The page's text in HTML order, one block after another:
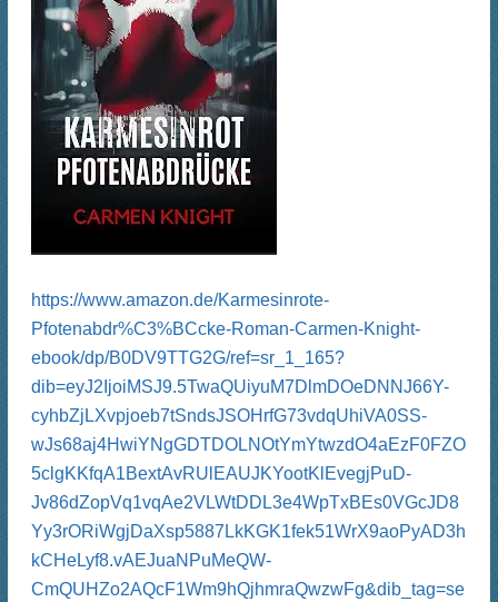
https://www.amazon.de/Karmesinrote-
Pfotenabdr%C3%BCcke-Roman-Carmen-Knight-
ebook/dp/B0DV9TTG2G/ref=sr_1_165?
dib=eyJ2IjoiMSJ9.5TwaQUiyuM7DlmDOeDNNJ66Y-
cyhbZjLXvpjoeb7tSndsJSOHrfG73vdqUhiVA0SS-
wJs68aj4HwiYNgGDTDOLNOtYmYtwzdO4aEzF0FZO
5clgKKfqA1BextAvRUlEAUJKYootKlEvegjPuD-
Jv86dZopVq1vqAe2VLWtDDL3e4WpTxBEs0VGcJD8
Yy3rORiWgjDaXsp5887LkKGK1fek51WrX9aoPyAD3h
kCHeLyf8.vAEJuaNPuMeQW-
CmQUHZo2AQcF1Wm9hQjhmraQwzwFg&dib_tag=se